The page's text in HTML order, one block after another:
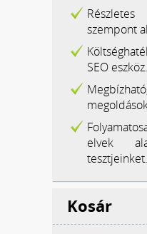
szempont
SEO eszköz.
elvek
tesztjeinket.
Kosár